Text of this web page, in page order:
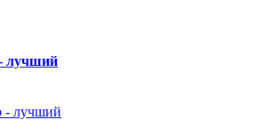
лучший